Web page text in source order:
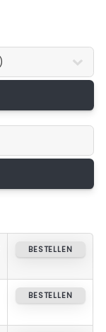
BESTELLEN
BESTELLEN